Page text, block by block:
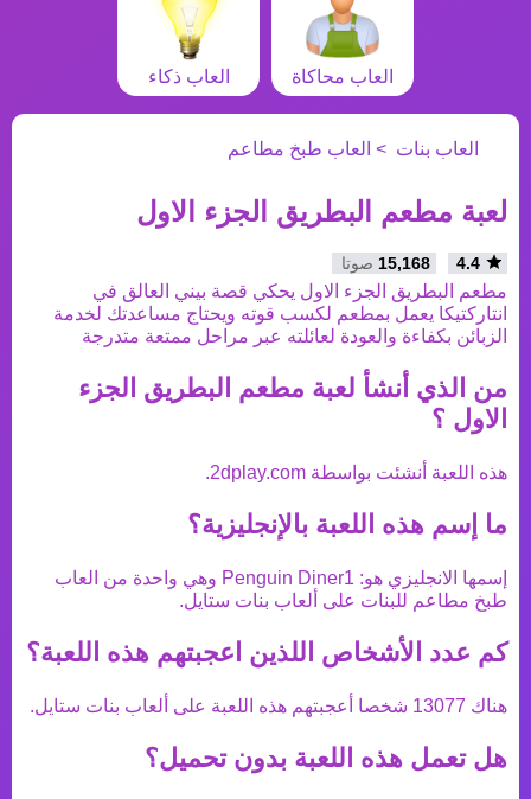
العاب محاكاة العاب ذكاء
العاب بنات العاب طبخ مطاعم
لعبة مطعم البطريق الجزء الاول
15,168 صوتا
مطعم البطريق الجزء الاول يحكي قصة بيني العالق في
انتاركتيكا يعمل بمطعم لكسب قوته ويحتاج مساعدتك لخدمة
الزبائن بكفاءة والعودة لعائلته عبر مراحل ممتعة متدرجة
من الذي أنشأ لعبة مطعم البطريق الجزء
الاول ؟
هذه اللعبة أنشئت بواسطة 2dplay.com
.
ما إسم هذه اللعبة بالإنجليزية؟
إسمها الانجليزي هو: Penguin Diner1 وهي واحدة من العاب
طبخ مطاعم للبنات على ألعاب بنات ستايل.
كم عدد الأشخاص اللذين اعجبتهم هذه اللعبة؟
هناك 13077 شخصا أعجبتهم هذه اللعبة على ألعاب بنات ستايل.
هل تعمل هذه اللعبة بدون تحميل؟